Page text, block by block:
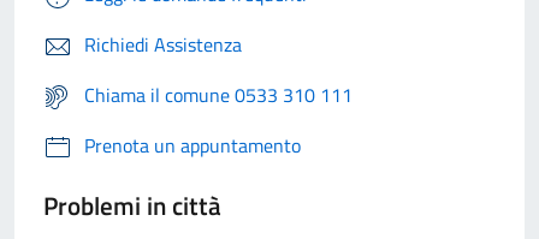
Richiedi Assistenza
Chiama il comune 0533 310 111
Prenota un appuntamento
Problemi in città